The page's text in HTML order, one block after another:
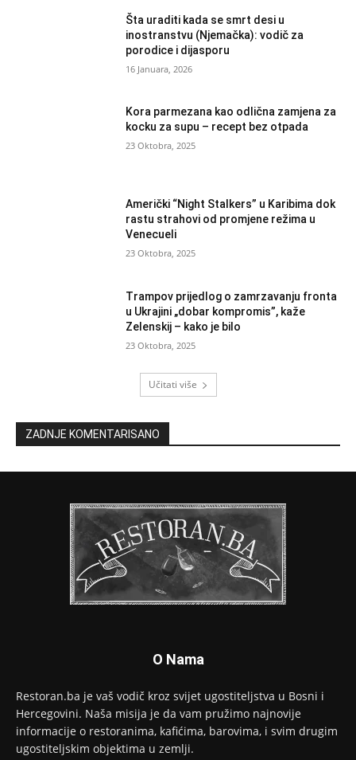
Šta uraditi kada se smrt desi u
inostranstvu (Njemačka): vodič za
porodice i dijasporu
16 Januara, 2026
Kora parmezana kao odlična zamjena za
kocku za supu – recept bez otpada
23 Oktobra, 2025
Američki “Night Stalkers” u Karibima dok
rastu strahovi od promjene režima u
Venecueli
23 Oktobra, 2025
Trampov prijedlog o zamrzavanju fronta
u Ukrajini „dobar kompromis”, kaže
Zelenskij – kako je bilo
23 Oktobra, 2025
Učitati više
ZADNJE KOMENTARISANO
O Nama
Restoran.ba je vaš vodič kroz svijet ugostiteljstva u Bosni i
Hercegovini. Naša misija je da vam pružimo najnovije
informacije o restoranima, kafićima, barovima, i svim drugim
ugostiteljskim objektima u zemlji.